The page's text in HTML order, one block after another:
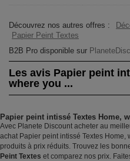
Découvrez nos autres offres :
Papier Peint Textes
B2B Pro disponible sur
Les avis Papier peint
where you ...
Papier peint intissé Textes Home,
Avec Planete Discount acheter au
achat Papier peint intissé Textes Home,
produits à prix réduits. Trouvez les
Peint Textes et comparez nos prix.